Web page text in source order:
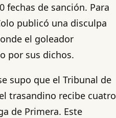
fechas de sanción. Para
publicó una disculpa
el goleador
por sus dichos.
supo que el Tribunal de
trasandino recibe cuatro
de Primera. Este